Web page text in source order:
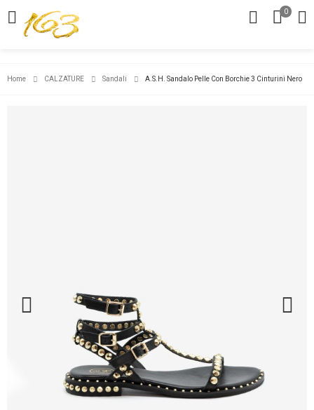
0
Home CALZATURE Sandali A.S.H. Sandalo Pelle Con Borchie 3 Cinturini Nero